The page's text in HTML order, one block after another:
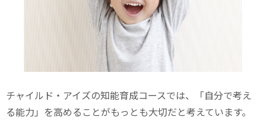
チャイルド・アイズの知能育成コースでは、「自分で考え
る能力」を高めることがもっとも大切だと考えています。